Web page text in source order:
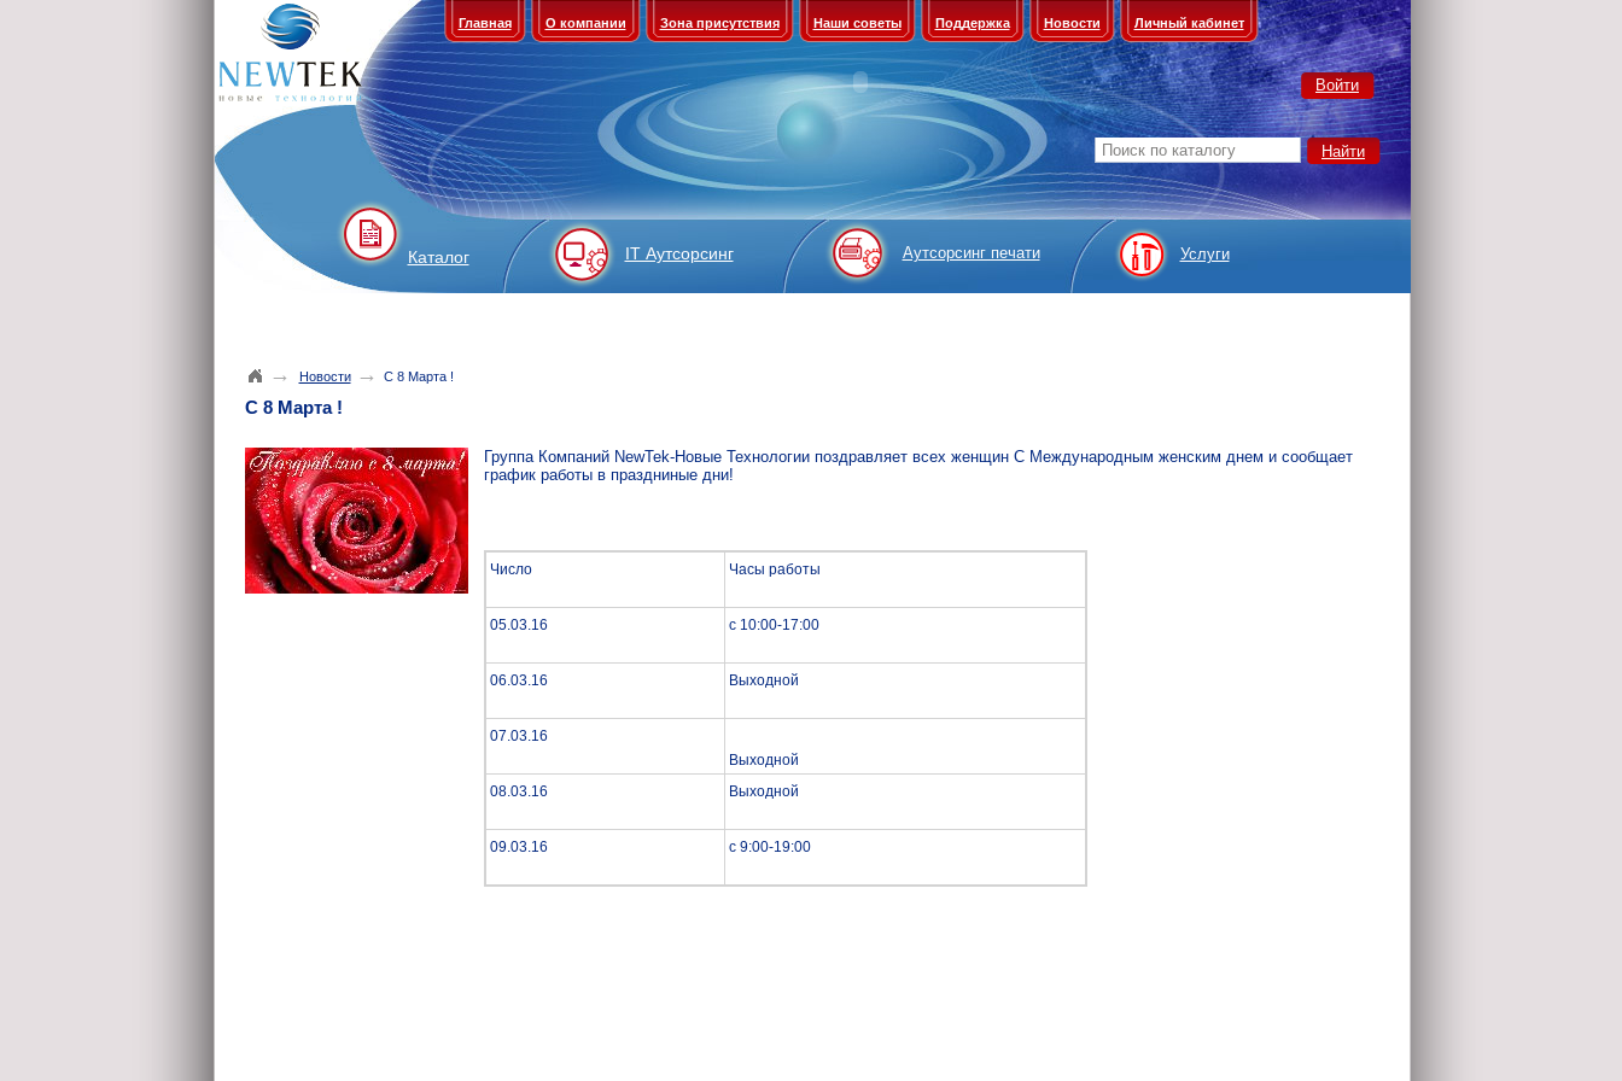
Главная О компании Зона присутствия Наши советы Поддержка Новости Личный кабинет
Войти
Каталог IT Аутсорсинг Аутсорсинг печати Услуги
→ Новости → С 8 Марта !
С 8 Марта !
Группа Компаний NewTek-Новые Технологии поздравляет всех женщин С Международным женским днем и сообщает
график работы в праздниные дни!
Число Часы работы
05.03.16 с 10:00-17:00
06.03.16 Выходной
07.03.16
Выходной
08.03.16
Выходной
09.03.16 c 9:00-19:00